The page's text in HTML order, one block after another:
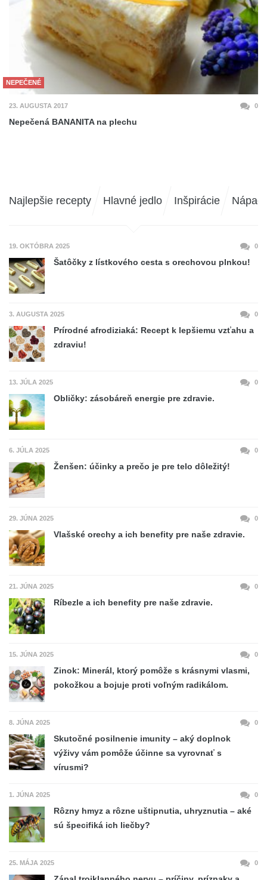
NEPEČENÉ
23. AUGUSTA 2017 0
Nepečená BANANITA na plechu
Najlepšie recepty Hlavné jedlo Inšpirácie
19. OKTÓBRA 2025 0
Šatôčky z lístkového cesta s orechovou plnkou!
3. AUGUSTA 2025 0
Prírodné afrodiziaká: Recept k lepšiemu vzťahu a
zdraviu!
13. JÚLA 2025 0
Obličky: zásobáreň energie pre zdravie.
6. JÚLA 2025 0
Ženšen: účinky a prečo je pre telo dôležitý!
29. JÚNA 2025 0
Vlašské orechy a ich benefity pre naše zdravie.
21. JÚNA 2025 0
Ríbezle a ich benefity pre naše zdravie.
15. JÚNA 2025 0
Zinok: Minerál, ktorý pomôže s krásnymi vlasmi,
pokožkou a bojuje proti voľným radikálom.
8. JÚNA 2025 0
Skutočné posilnenie imunity – aký doplnok
výživy vám pomôže účinne sa vyrovnať s
vírusmi?
1. JÚNA 2025 0
Rôzny hmyz a rôzne uštipnutia, uhryznutia – aké
sú špecifiká ich liečby?
25. MÁJA 2025 0